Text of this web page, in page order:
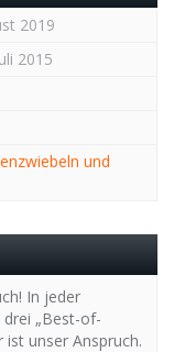
2019
2015
und
In jeder
„Best-of-
unser Anspruch.